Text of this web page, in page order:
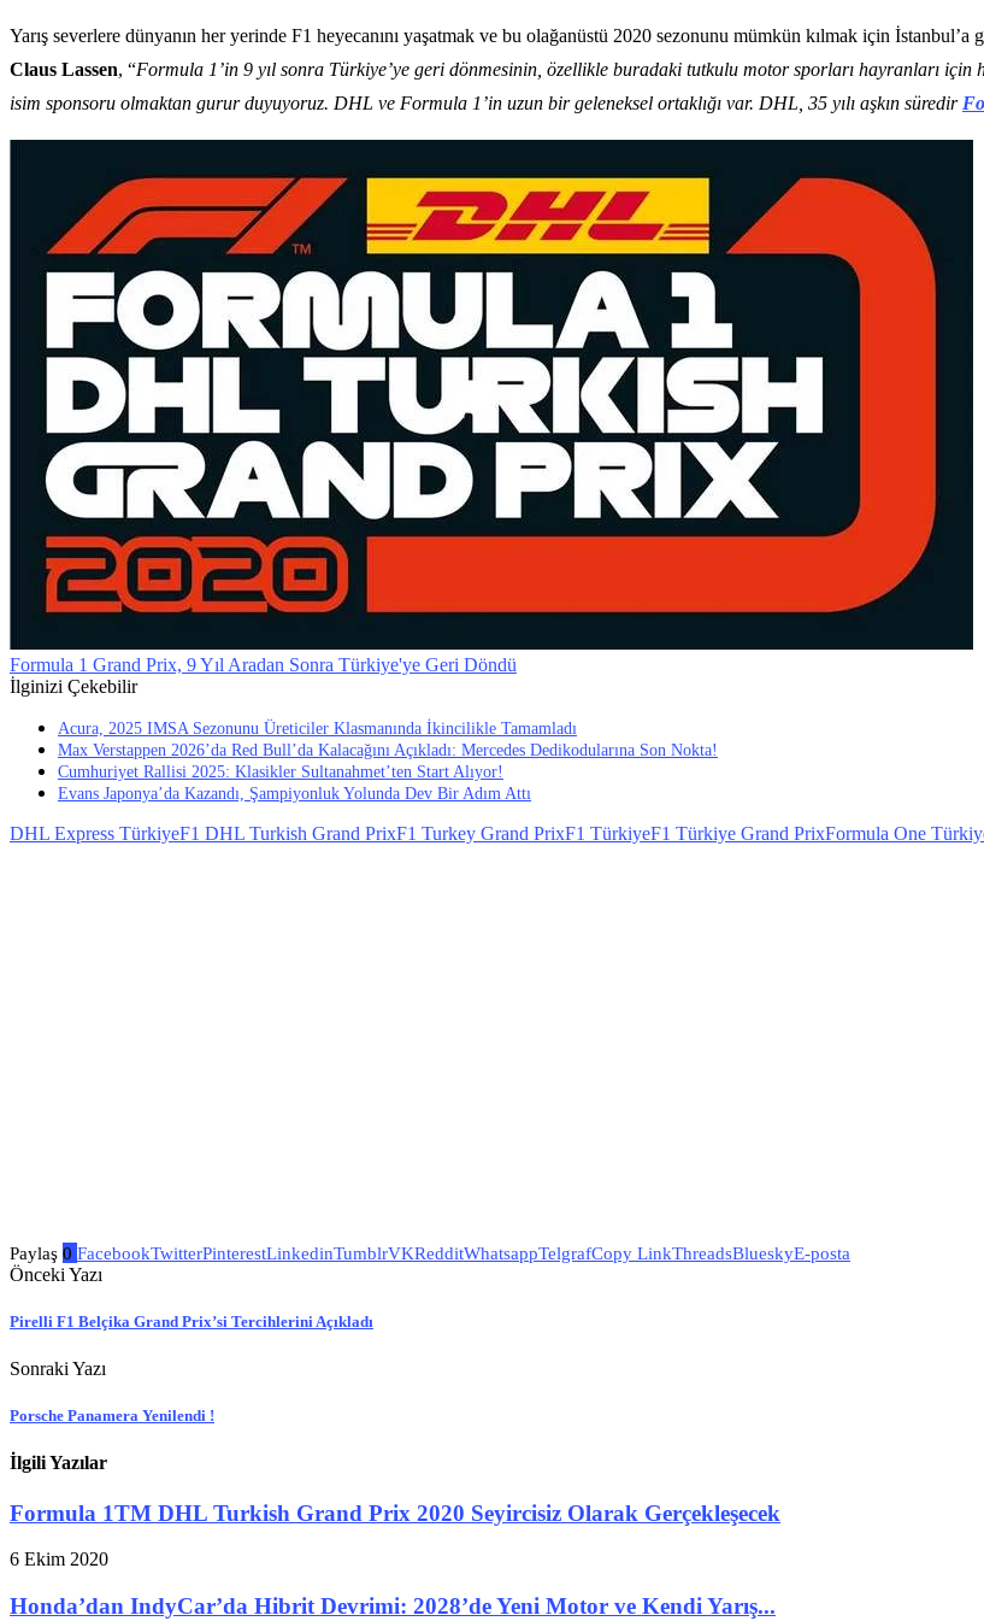
Yarış severlere dünyanın her yerinde F1 heyecanını yaşatmak ve bu olağanüstü 2020 sezonunu mümkün kılmak için
Claus Lassen, “Formula 1’in 9 yıl sonra Türkiye’ye geri dönmesinin, özellikle buradaki tutkulu motor sporları hayranları
isim sponsoru olmaktan gurur duyuyoruz. DHL ve Formula 1’in uzun bir geleneksel ortaklığı var. DHL, 35 yılı aşkın süredir
Formula 1 Grand Prix, 9 Yıl Aradan Sonra Türkiye'ye Geri Döndü
İlginizi Çekebilir
Acura, 2025 IMSA Sezonunu Üreticiler Klasmanında İkincilikle Tamamladı
Max Verstappen 2026’da Red Bull’da Kalacağını Açıkladı: Mercedes Dedikodularına Son Nokta!
Cumhuriyet Rallisi 2025: Klasikler Sultanahmet’ten Start Alıyor!
Evans Japonya’da Kazandı, Şampiyonluk Yolunda Dev Bir Adım Attı
DHL Express TürkiyeF1 DHL Turkish Grand PrixF1 Turkey Grand PrixF1 TürkiyeF1 Türkiye Grand PrixFormula One
Paylaş 0 FacebookTwitterPinterestLinkedinTumblrVKRedditWhatsappTelgrafCopy LinkThreadsBlueskyE-posta
Önceki Yazı
Pirelli F1 Belçika Grand Prix’si Tercihlerini Açıkladı
Sonraki Yazı
Porsche Panamera Yenilendi !
İlgili Yazılar
Formula 1TM DHL Turkish Grand Prix 2020 Seyircisiz Olarak Gerçekleşecek
6 Ekim 2020
Honda’dan IndyCar’da Hibrit Devrimi: 2028’de Yeni Motor ve Kendi Yarış...